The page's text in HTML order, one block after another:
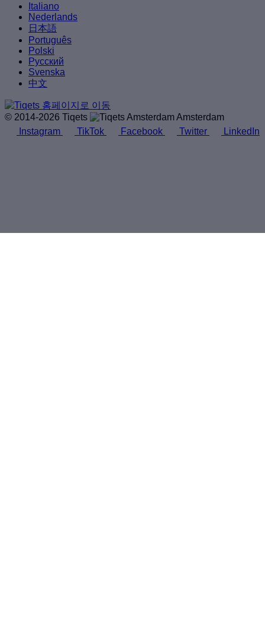
Italiano
Nederlands
日本語
Português
Polski
Русский
Svenska
中文
© 2014-2026 Tiqets
Amsterdam
Instagram
TikTok Facebook Twitter LinkedIn